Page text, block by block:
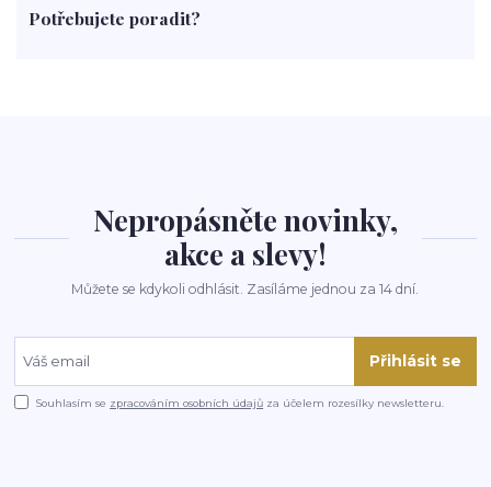
rohlíky
grilování čaj
Potřebujete poradit?
Nepropásněte novinky,
akce a slevy!
Můžete se kdykoli odhlásit. Zasíláme jednou za 14 dní.
Přihlásit se
Souhlasím se zpracováním osobních údajů za účelem rozesílky newsletteru.